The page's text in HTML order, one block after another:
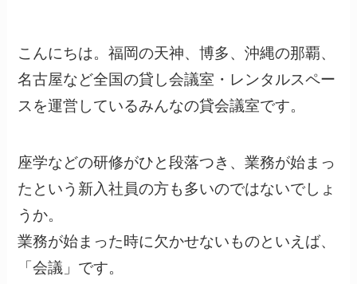
こんにちは。福岡の天神、博多、沖縄の那覇、
名古屋など全国の貸し会議室・レンタルスペー
スを運営しているみんなの貸会議室です。
座学などの研修がひと段落つき、業務が始まっ
たという新入社員の方も多いのではないでしょ
うか。
業務が始まった時に欠かせないものといえば、
「会議」です。